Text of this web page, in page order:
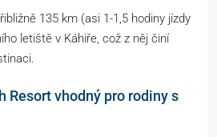
135 km (asi 1-1,5 hodiny jízdy
letiště v Káhiře, což z něj činí
Resort vhodný pro rodiny s